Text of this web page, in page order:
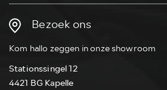
Bezoek ons
Kom hallo zeggen in onze showroom
Stationssingel 12
4421 BG Kapelle